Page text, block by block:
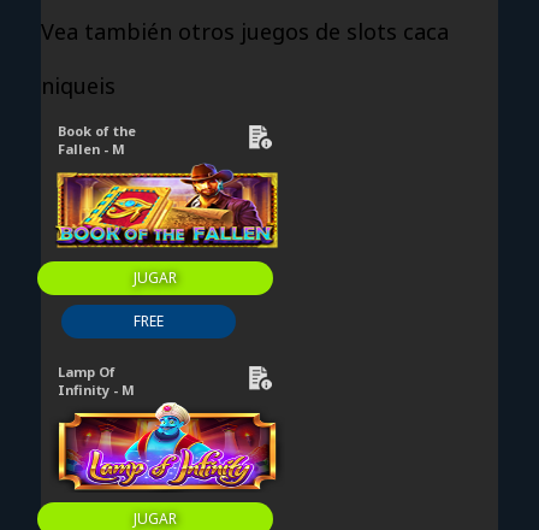
Vea también otros juegos de slots caca
niqueis
Book of the
Fallen - M
JUGAR
FREE
Lamp Of
Infinity - M
JUGAR